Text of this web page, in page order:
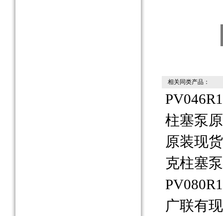
相关同类产品：
柱塞泵
原装现
克柱塞泵
广联有